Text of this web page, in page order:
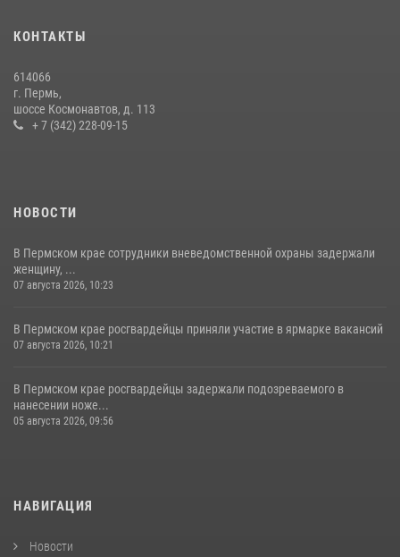
17 июля 2026, 10:34
30 июля 2026, 05:19
КОНТАКТЫ
614066
г. Пермь,
шоссе Космонавтов, д. 113
+ 7 (342) 228-09-15
НОВОСТИ
В Пермском крае сотрудники вневедомственной охраны задержали
женщину, ...
07 августа 2026, 10:23
В Пермском крае росгвардейцы приняли участие в ярмарке вакансий
07 августа 2026, 10:21
В Пермском крае росгвардейцы задержали подозреваемого в
нанесении ноже...
05 августа 2026, 09:56
НАВИГАЦИЯ
Новости